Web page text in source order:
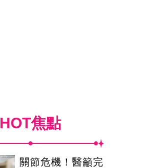
HOT焦點
關節危機！醫籲完